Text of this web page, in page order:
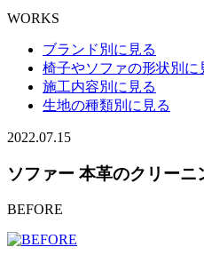
WORKS
ブランド別に見る
椅子やソファの形状別に
施工内容別に見る
生地の種類別に見る
2022.07.15
ソファー 本革のクリーニ
BEFORE